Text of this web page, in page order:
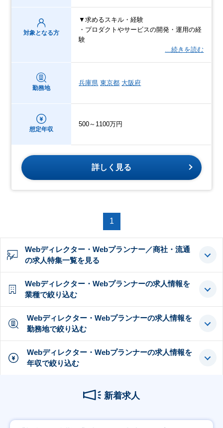
対象となる方
▼求めるスキル・経験
・プロダクトやサービスの開発・運用の経
験
…続きを読む
勤務地
兵庫県 東京都 大阪府
想定年収
500～1100万円
詳しく見る
1
Webディレクター・Webプランナー／商社・流通
の求人特集一覧を見る
Webディレクター・Webプランナーの求人情報を
業種で絞り込む
Webディレクター・Webプランナーの求人情報を
勤務地で絞り込む
Webディレクター・Webプランナーの求人情報を
年収で絞り込む
新着求人